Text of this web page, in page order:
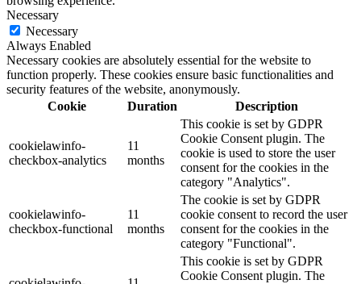
Necessary
Necessary
Always Enabled
Necessary cookies are absolutely essential for the website to
function properly. These cookies ensure basic functionalities and
security features of the website, anonymously.
Cookie
Duration Description
cookielawinfo-
checkbox-analytics
11
months
This cookie is set by GDPR
Cookie Consent plugin. The
cookie is used to store the user
consent for the cookies in the
category "Analytics".
cookielawinfo-
checkbox-functional
11
months
The cookie is set by GDPR
cookie consent to record the user
consent for the cookies in the
category "Functional".
This cookie is set by GDPR
Cookie Consent plugin. The